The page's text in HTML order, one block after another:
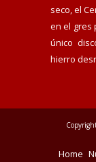
seco, el
en el gres
único
hierro
Home